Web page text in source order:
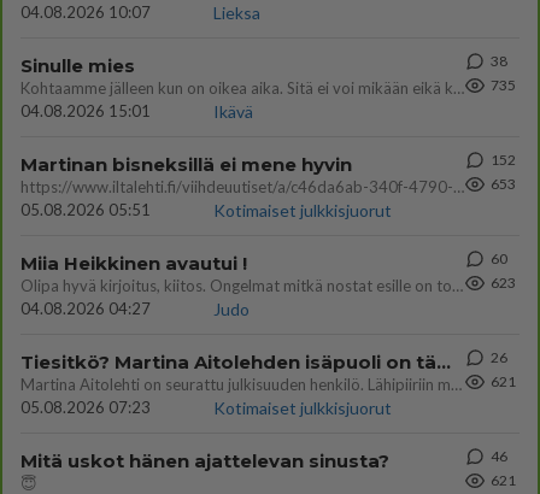
04.08.2026 10:07
Lieksa
Sinulle mies
Kohtaamme jälleen kun on oikea aika. Sitä ei voi mikään eikä kukaan estää <3 <3
04.08.2026 15:01
Ikävä
38
735
Martinan bisneksillä ei mene hyvin
https://www.iltalehti.fi/viihdeuutiset/a/c46da6ab-340f-4790-aaa7-0865eed2336 Yrityksen konkurssihakemus on tullut kärä
05.08.2026 05:51
Kotimaiset julkkisjuorut
152
653
Miia Heikkinen avautui !
Olipa hyvä kirjoitus, kiitos. Ongelmat mitkä nostat esille on todellisia ja tämä ylimielisyys totta ja se näkyy kaikessa
04.08.2026 04:27
Judo
60
623
Tiesitkö? Martina Aitolehden isäpuoli on tämä suosittu laulaja
Martina Aitolehti on seurattu julkisuuden henkilö. Lähipiiriin mahtuu muitakin tunnettuja henkilöitä. Tiesitkö, että Ma
05.08.2026 07:23
Kotimaiset julkkisjuorut
26
621
Mitä uskot hänen ajattelevan sinusta?
😇
46
621